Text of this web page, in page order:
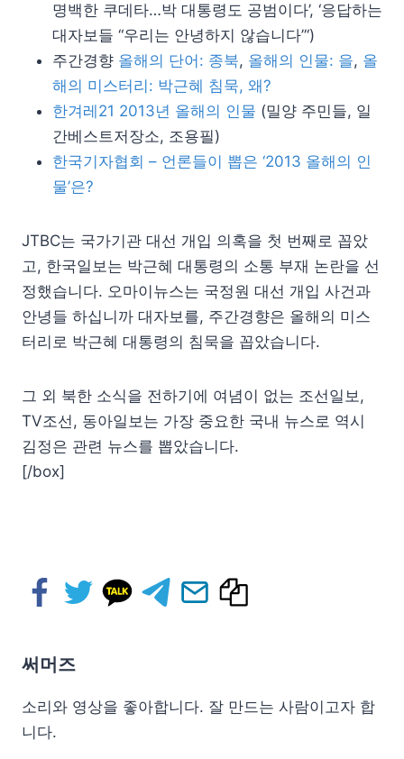
명백한 쿠데타…박 대통령도 공범이다’, ‘응답하는
대자보들 “우리는 안녕하지 않습니다”‘)
주간경향 올해의 단어: 종북, 올해의 인물: 을, 올
해의 미스터리: 박근혜 침묵, 왜?
한겨레21 2013년 올해의 인물 (밀양 주민들, 일
간베스트저장소, 조용필)
한국기자협회 – 언론들이 뽑은 ‘2013 올해의 인
물’은?
JTBC는 국가기관 대선 개입 의혹을 첫 번째로 꼽았
고, 한국일보는 박근혜 대통령의 소통 부재 논란을 선
정했습니다. 오마이뉴스는 국정원 대선 개입 사건과
안녕들 하십니까 대자보를, 주간경향은 올해의 미스
터리로 박근혜 대통령의 침묵을 꼽았습니다.
그 외 북한 소식을 전하기에 여념이 없는 조선일보,
TV조선, 동아일보는 가장 중요한 국내 뉴스로 역시
김정은 관련 뉴스를 뽑았습니다.
[/box]
써머즈
소리와 영상을 좋아합니다. 잘 만드는 사람이고자 합
니다.